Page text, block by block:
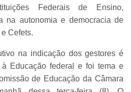
Federais de Ensino,
na autonomia e democracia de
Cefets.
na indicação dos gestores é
Educação federal e foi tema e
de Educação da Câmara